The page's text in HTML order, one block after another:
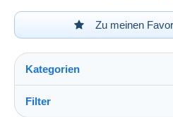
Zu meinen
Kategorien
Filter